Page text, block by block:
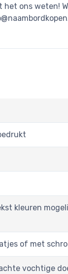
het ons weten!
kleuren
of met
vochtige